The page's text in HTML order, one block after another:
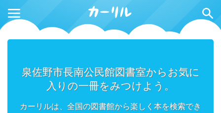
泉佐野市長南公民館図書室からお気に
入りの一冊をみつけよう。
カーリルは、全国の図書館から楽しく本を検索でき